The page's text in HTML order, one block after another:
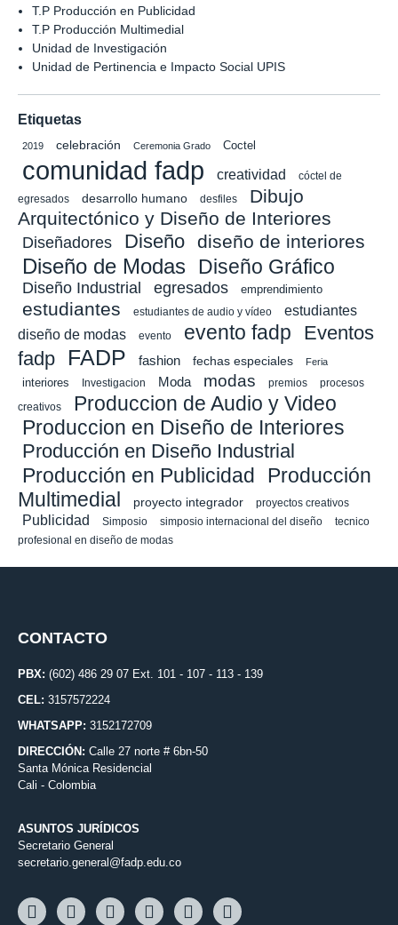
T.P Producción en Publicidad
T.P Producción Multimedial
Unidad de Investigación
Unidad de Pertinencia e Impacto Social UPIS
Etiquetas
2019 celebración Ceremonia Grado Coctel
comunidad fadp creatividad
cóctel de
egresados
desarrollo humano desfiles
Dibujo
Arquitectónico y Diseño de Interiores
Diseñadores Diseño diseño de interiores
Diseño de Modas Diseño Gráfico
Diseño Industrial egresados emprendimiento
estudiantes estudiantes de audio y vídeo
estudiantes
diseño de modas
evento evento fadp
Eventos
fadp
FADP fashion fechas especiales Feria
interiores Investigacion Moda modas premios procesos
creativos Produccion de Audio y Video
Produccion en Diseño de Interiores
Producción en Diseño Industrial
Producción en Publicidad
Producción
Multimedial
proyecto integrador proyectos creativos
Publicidad Simposio simposio internacional del diseño
tecnico
profesional en diseño de modas
CONTACTO
PBX: (602) 486 29 07 Ext. 101 - 107 - 113 - 139
CEL: 3157572224
WHATSAPP: 3152172709
DIRECCIÓN: Calle 27 norte # 6bn-50
Santa Mónica Residencial
Cali - Colombia
ASUNTOS JURÍDICOS
Secretario General
secretario.general@fadp.edu.co